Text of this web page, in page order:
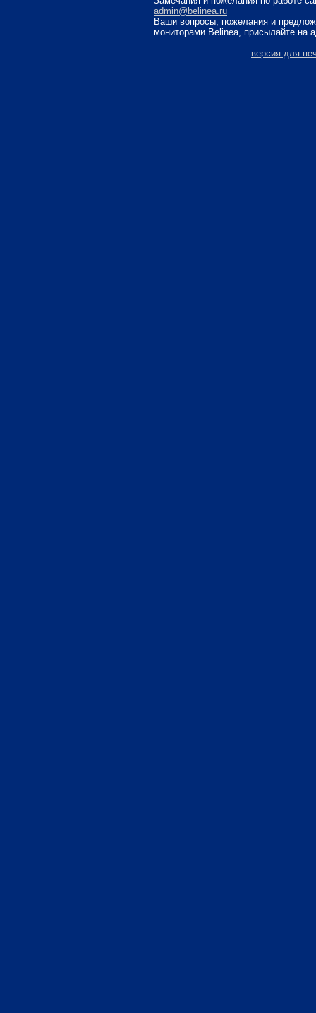
admin@belinea.ru
Ваши вопросы, пожелания и
мониторами Belinea, присылайте на
версия для